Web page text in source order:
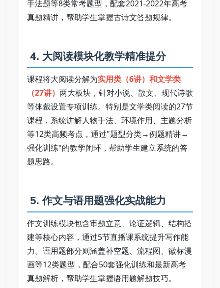
手法题等8类常考题型，配套2021-2022年高考
真题精讲，帮助学生掌握古诗文答题规律。
4. 大阅读模块化教学精准提分
课程将大阅读分解为实用类（6讲）和文学类
（27讲） 两大板块，针对小说、散文、现代诗歌
等体裁设置专项训练。特别是文学类阅读的27节
课程，系统讲解人物手法、环境作用、主题分析
等12类高频考点，通过"题型分类→例题精讲→
强化训练"的教学闭环，帮助学生建立系统的答
题思路。
5. 作文与语用题强化实战能力
作文训练模块包含审题立意、论证逻辑、结构搭
建等核心内容，通过5节直播课系统提升写作能
力。语用题部分则涵盖补空题、流程图、徽标漫
画等12类题型，配合50套强化训练和最新高考
真题解析，帮助学生掌握语用题解题技巧。